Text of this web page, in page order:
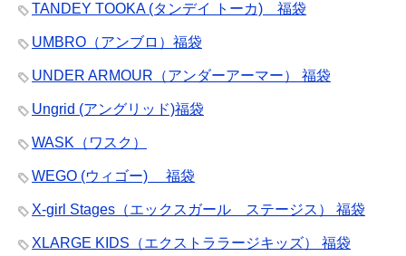
TANDEY TOOKA (タンデイ トーカ) 福袋
UMBRO（アンブロ）福袋
UNDER ARMOUR（アンダーアーマー） 福袋
Ungrid (アングリッド)福袋
WASK（ワスク）
WEGO (ウィゴー) 福袋
X-girl Stages（エックスガール ステージス） 福袋
XLARGE KIDS（エクストララージキッズ） 福袋